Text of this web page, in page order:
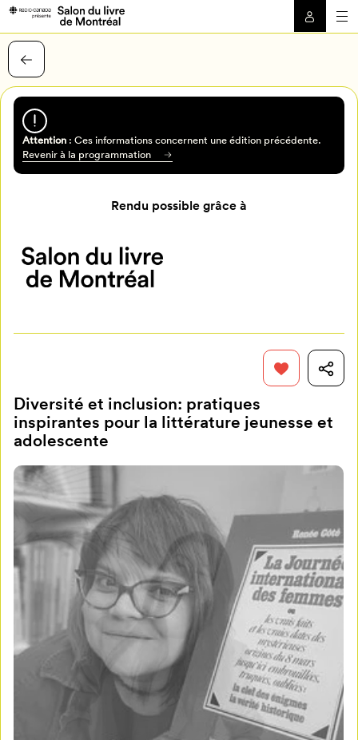
Attention: Ces informations concernent une édition précédente.
Revenir à la programmation
Rendu possible grâce à
Diversité et inclusion: pratiques
inspirantes pour la littérature jeunesse et
adolescente